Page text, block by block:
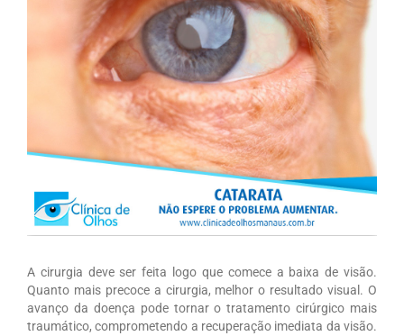
A cirurgia deve ser feita logo que comece a baixa de visão.
Quanto mais precoce a cirurgia, melhor o resultado visual. O
avanço da doença pode tornar o tratamento cirúrgico mais
traumático, comprometendo a recuperação imediata da visão.